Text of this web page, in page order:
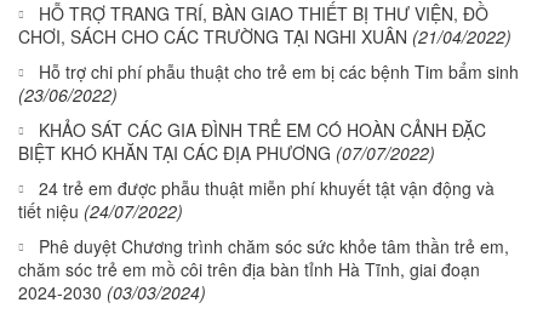
HỖ TRỢ TRANG TRÍ, BÀN GIAO THIẾT BỊ THƯ VIỆN, ĐỒ
CHƠI, SÁCH CHO CÁC TRƯỜNG TẠI NGHI XUÂN (21/04/2022)
Hỗ trợ chi phí phẫu thuật cho trẻ em bị các bệnh Tim bẩm sinh
(23/06/2022)
KHẢO SÁT CÁC GIA ĐÌNH TRẺ EM CÓ HOÀN CẢNH ĐẶC
BIỆT KHÓ KHĂN TẠI CÁC ĐỊA PHƯƠNG (07/07/2022)
24 trẻ em được phẫu thuật miễn phí khuyết tật vận động và
tiết niệu (24/07/2022)
Phê duyệt Chương trình chăm sóc sức khỏe tâm thần trẻ em,
chăm sóc trẻ em mồ côi trên địa bàn tỉnh Hà Tĩnh, giai đoạn
2024-2030 (03/03/2024)